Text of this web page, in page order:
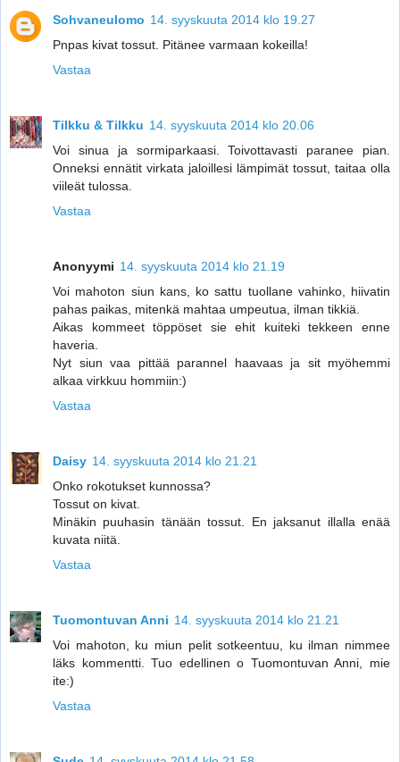
Sohvaneulomo 14. syyskuuta 2014 klo 19.27
Pnpas kivat tossut. Pitänee varmaan kokeilla!
Vastaa
Tilkku & Tilkku 14. syyskuuta 2014 klo 20.06
Voi sinua ja sormiparkaasi. Toivottavasti paranee pian.
Onneksi ennätit virkata jaloillesi lämpimät tossut, taitaa olla
viileät tulossa.
Vastaa
Anonyymi 14. syyskuuta 2014 klo 21.19
Voi mahoton siun kans, ko sattu tuollane vahinko, hiivatin
pahas paikas, mitenkä mahtaa umpeutua, ilman tikkiä.
Aikas kommeet töppöset sie ehit kuiteki tekkeen enne
haveria.
Nyt siun vaa pittää parannel haavaas ja sit myöhemmi
alkaa virkkuu hommiin:)
Vastaa
Daisy 14. syyskuuta 2014 klo 21.21
Onko rokotukset kunnossa?
Tossut on kivat.
Minäkin puuhasin tänään tossut. En jaksanut illalla enää
kuvata niitä.
Vastaa
Tuomontuvan Anni 14. syyskuuta 2014 klo 21.21
Voi mahoton, ku miun pelit sotkeentuu, ku ilman nimmee
läks kommentti. Tuo edellinen o Tuomontuvan Anni, mie
ite:)
Vastaa